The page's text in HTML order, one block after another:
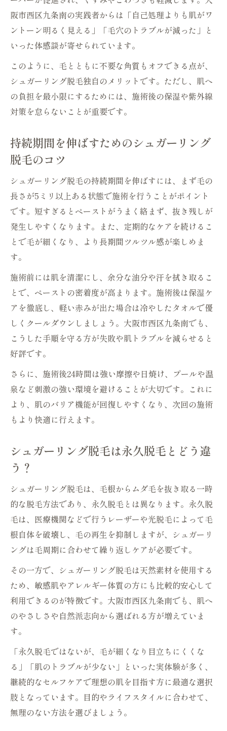
シュガーリング脱毛のデメリットと快適ケアの
工夫
シュガーリング脱毛のデメリットを正直に
解説
自宅シュガーリング脱毛の快適ケアのポイ
ント
敏感肌でも安心なシュガーリング脱毛対策
シュガーリング脱毛で避けたい肌トラブル
阪市西区九条南の実践者からは「自己処理よりも肌がワ
ントーン明るく見える」「毛穴のトラブルが減った」と
いった体感談が寄せられています。
このように、毛とともに不要な角質もオフできる点が、
シュガーリング脱毛独自のメリットです。ただし、肌へ
の負担を最小限にするためには、施術後の保湿や紫外線
対策を怠らないことが重要です。
持続期間を伸ばすためのシュガーリング
脱毛のコツ
シュガーリング脱毛の持続期間を伸ばすには、まず毛の
長さが5ミリ以上ある状態で施術を行うことがポイント
です。短すぎるとペーストがうまく絡まず、抜き残しが
発生しやすくなります。また、定期的なケアを続けるこ
とで毛が細くなり、より長期間ツルツル感が楽しめま
す。
施術前には肌を清潔にし、余分な油分や汗を拭き取るこ
とで、ペーストの密着度が高まります。施術後は保湿ケ
アを徹底し、軽い赤みが出た場合は冷やしたタオルで優
しくクールダウンしましょう。大阪市西区九条南でも、
こうした手順を守る方が失敗や肌トラブルを減らせると
好評です。
さらに、施術後24時間は強い摩擦や日焼け、プールや温
泉など刺激の強い環境を避けることが大切です。これに
より、肌のバリア機能が回復しやすくなり、次回の施術
もより快適に行えます。
シュガーリング脱毛は永久脱毛とどう違
う？
シュガーリング脱毛は、毛根からムダ毛を抜き取る一時
的な脱毛方法であり、永久脱毛とは異なります。永久脱
毛は、医療機関などで行うレーザーや光脱毛によって毛
根自体を破壊し、毛の再生を抑制しますが、シュガーリ
ングは毛周期に合わせて繰り返しケアが必要です。
その一方で、シュガーリング脱毛は天然素材を使用する
ため、敏感肌やアレルギー体質の方にも比較的安心して
利用できるのが特徴です。大阪市西区九条南でも、肌へ
のやさしさや自然派志向から選ばれる方が増えていま
す。
「永久脱毛ではないが、毛が細くなり目立ちにくくな
る」「肌のトラブルが少ない」といった実体験が多く、
継続的なセルフケアで理想の肌を目指す方に最適な選択
肢となっています。目的やライフスタイルに合わせて、
無理のない方法を選びましょう。